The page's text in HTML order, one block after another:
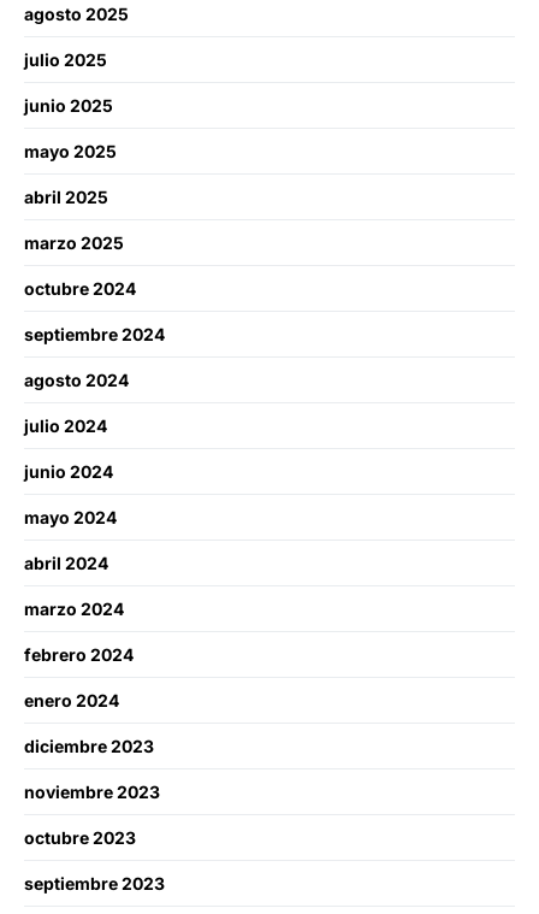
agosto 2025
julio 2025
junio 2025
mayo 2025
abril 2025
marzo 2025
octubre 2024
septiembre 2024
agosto 2024
julio 2024
junio 2024
mayo 2024
abril 2024
marzo 2024
febrero 2024
enero 2024
diciembre 2023
noviembre 2023
octubre 2023
septiembre 2023